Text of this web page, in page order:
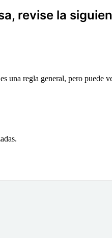
revise la
una regla general, pero puede